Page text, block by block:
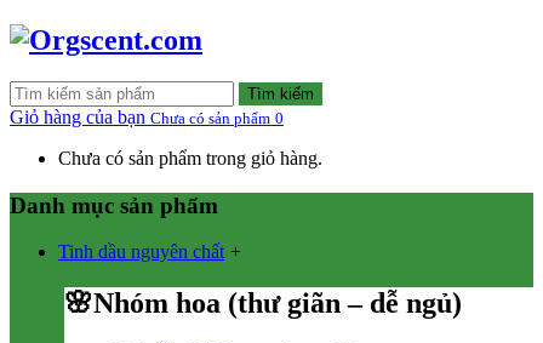
Tìm kiếm
Giỏ hàng của bạn Chưa có sản phẩm 0
Chưa có sản phẩm trong giỏ hàng.
Danh mục sản phẩm
Tinh dầu nguyên chất +
🌸Nhóm hoa (thư giãn – dễ ngủ)